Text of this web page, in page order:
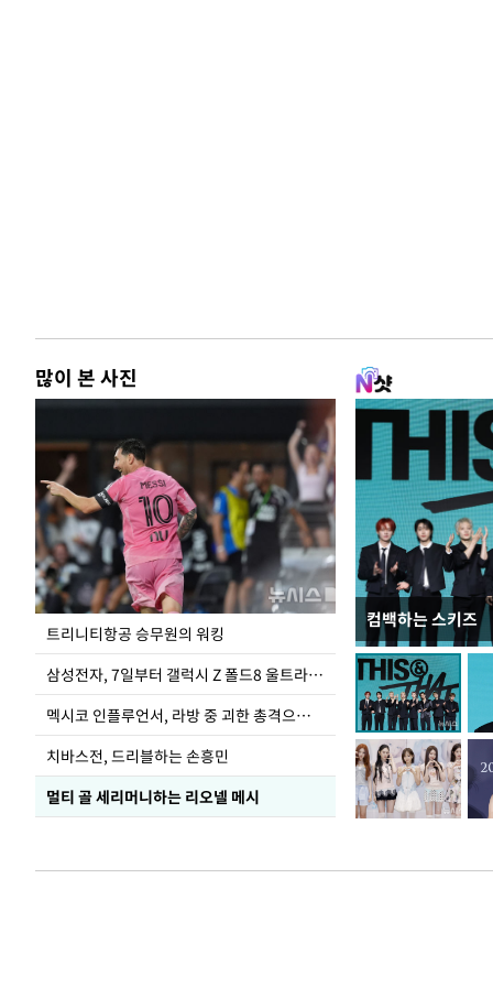
많이 본 사진
트리니티항공 승무원의 워킹
삼성전자, 7일부터 갤럭시 Z 폴드8 울트라·폴드8·플립8 출시
멕시코 인플루언서, 라방 중 괴한 총격으로 사망
치바스전, 드리블하는 손흥민
멀티 골 세리머니하는 리오넬 메시
컴백하는 스키즈
입추 하루 앞둔
폭염